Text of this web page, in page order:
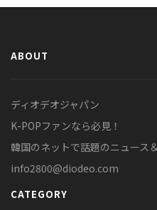
ABOUT
ディオデオジャパン
K-POPファンなら必見！
韓国のネットで話題のニュース
info2800@diodeo.com
CATEGORY